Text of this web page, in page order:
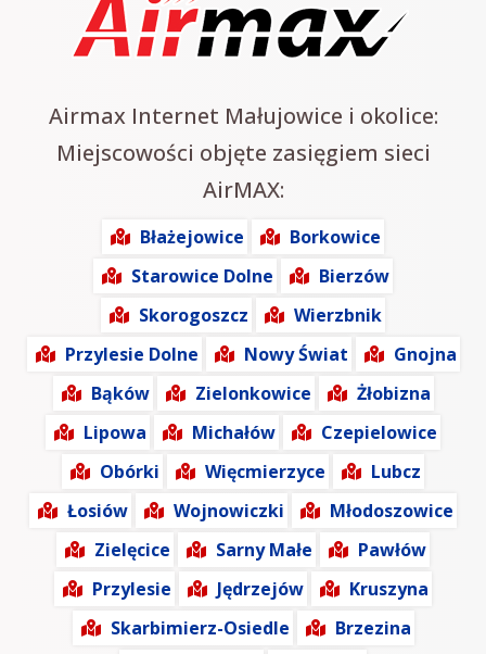
Airmax Internet Małujowice i okolice:
Miejscowości objęte zasięgiem sieci
AirMAX:
Błażejowice
Borkowice
Starowice Dolne
Bierzów
Skorogoszcz
Wierzbnik
Przylesie Dolne
Nowy Świat
Gnojna
Bąków
Zielonkowice
Żłobizna
Lipowa
Michałów
Czepielowice
Obórki
Więcmierzyce
Lubcz
Łosiów
Wojnowiczki
Młodoszowice
Zielęcice
Sarny Małe
Pawłów
Przylesie
Jędrzejów
Kruszyna
Skarbimierz-Osiedle
Brzezina